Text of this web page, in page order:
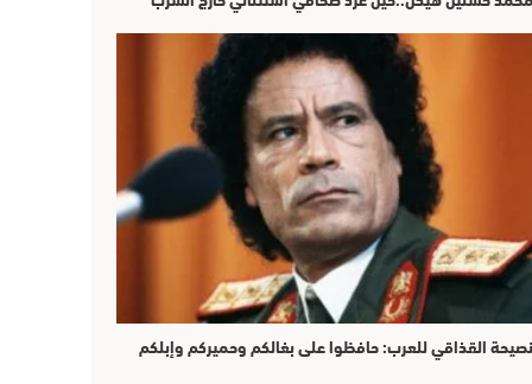
نصيحة القذاقي للعرب: حافظوا على بغالكم وحميركم وإبلكم